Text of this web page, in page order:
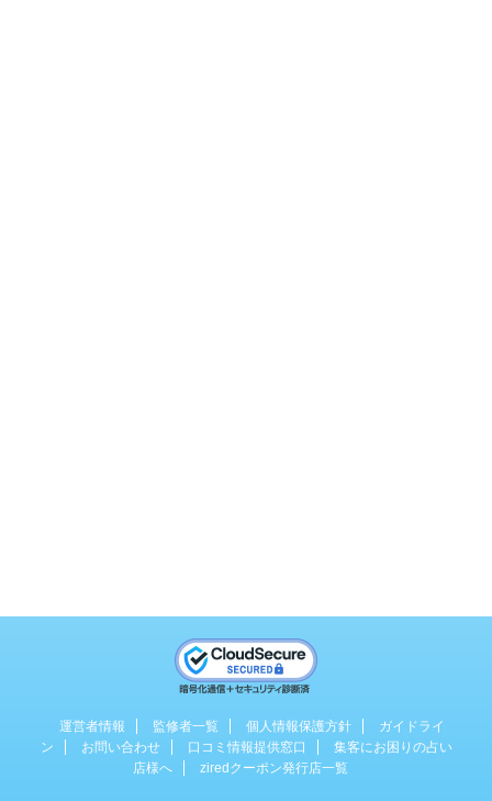
運営者情報 監修者一覧 個人情報保護方針
ガイドライ
ン
お問い合わせ 口コミ情報提供窓口
集客にお困りの占い
店様へ
ziredクーポン発行店一覧